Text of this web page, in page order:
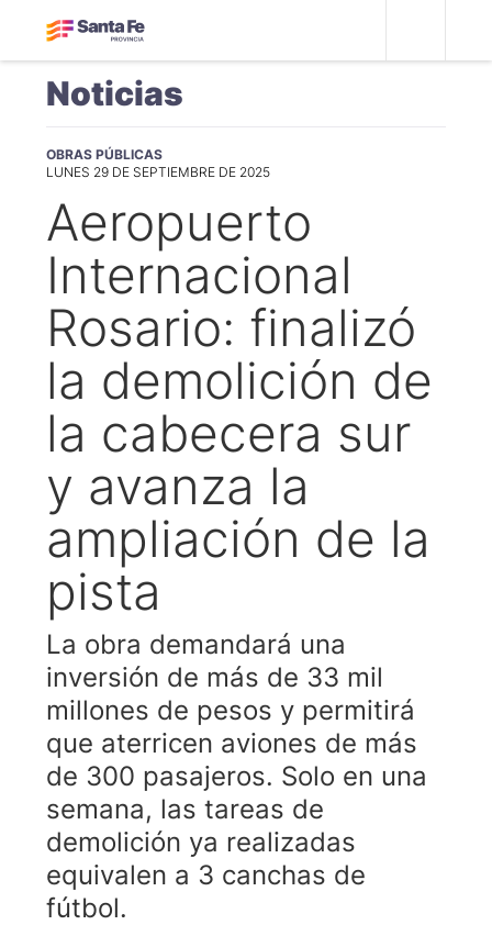
Noticias
OBRAS PÚBLICAS
LUNES 29 DE SEPTIEMBRE DE 2025
Aeropuerto
Internacional
Rosario: finalizó
la demolición de
la cabecera sur
y avanza la
ampliación de la
pista
La obra demandará una
inversión de más de 33 mil
millones de pesos y permitirá
que aterricen aviones de más
de 300 pasajeros. Solo en una
semana, las tareas de
demolición ya realizadas
equivalen a 3 canchas de
fútbol.